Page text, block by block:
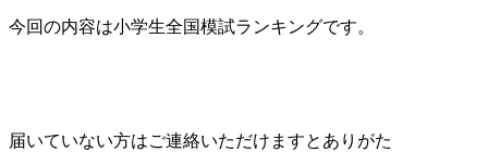
今回の内容は小学生全国模試ランキングです。
届いていない方はご連絡いただけますとありがた